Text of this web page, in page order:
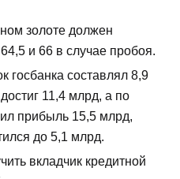
золоте должен
и 66 в случае пробоя.
госбанка составлял 8,9
11,4 млрд, а по
прибыль 15,5 млрд,
до 5,1 млрд.
вкладчик кредитной